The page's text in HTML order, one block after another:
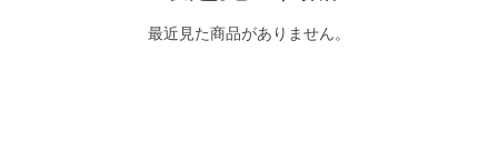
最近見た商品がありません。